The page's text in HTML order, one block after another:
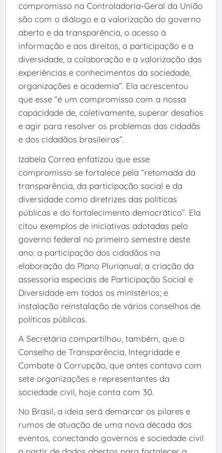
compromisso na Controladoria-Geral da União
são com o diálogo e a valorização do governo
aberto e da transparência, o acesso à
informação e aos direitos, a participação e a
diversidade, a colaboração e a valorização das
experiências e conhecimentos da sociedade,
organizações e academia”. Ela acrescentou
que esse “é um compromisso com a nossa
capacidade de, coletivamente, superar desafios
e agir para resolver os problemas das cidadãs
e dos cidadãos brasileiros”.
Izabela Correa enfatizou que esse
compromisso se fortalece pela “retomada da
transparência, da participação social e da
diversidade como diretrizes das políticas
públicas e do fortalecimento democrático”. Ela
citou exemplos de iniciativas adotadas pelo
governo federal no primeiro semestre deste
ano: a participação dos cidadãos na
elaboração do Plano Plurianual; a criação da
assessoria especiais de Participação Social e
Diversidade em todos os ministérios; e
instalação reinstalação de vários conselhos de
políticas públicas.
A Secretária compartilhou, também, que o
Conselho de Transparência, Integridade e
Combate à Corrupção, que antes contava com
sete organizações e representantes da
sociedade civil, hoje conta com 30.
No Brasil, a ideia será demarcar os pilares e
rumos de atuação de uma nova década dos
eventos, conectando governos e sociedade civil